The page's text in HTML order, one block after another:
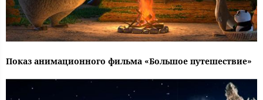
Показ анимационного фильма «Большое путешествие»